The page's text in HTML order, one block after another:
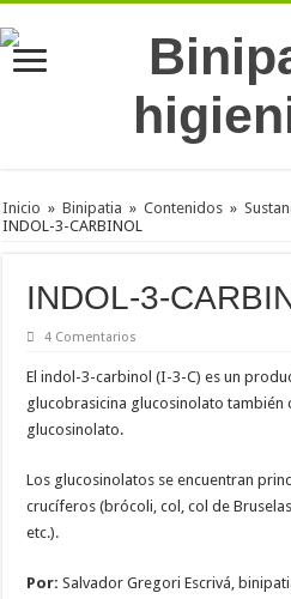
Inicio » Binipatia » Contenidos »
INDOL-3-CARBINOL
INDOL-3-
4 Comentarios
El indol-3-carbinol (I-3-C) es un
glucobrasicina glucosinolato
glucosinolato.
Los glucosinolatos se encuentran
crucíferos (brócoli, col, col de
etc.).
Por: Salvador Gregori Escrivá,